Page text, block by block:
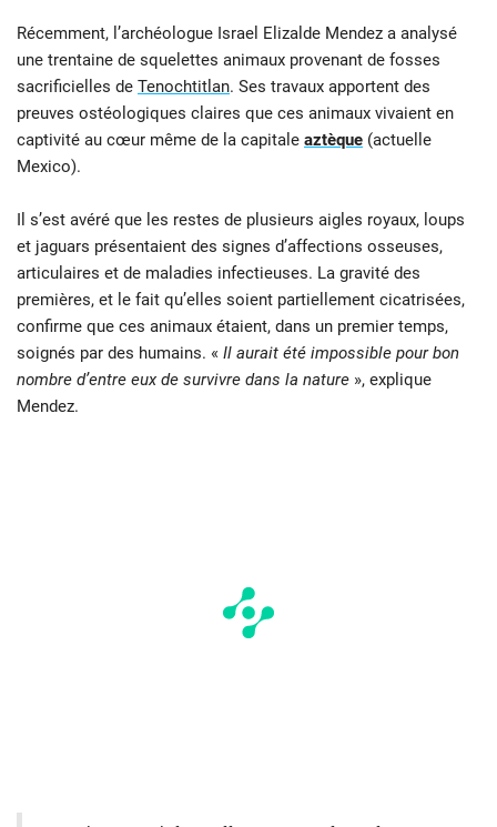
Récemment, l’archéologue Israel Elizalde Mendez a analysé
une trentaine de squelettes animaux provenant de fosses
sacrificielles de Tenochtitlan. Ses travaux apportent des
preuves ostéologiques claires que ces animaux vivaient en
captivité au cœur même de la capitale aztèque (actuelle
Mexico).
Il s’est avéré que les restes de plusieurs aigles royaux, loups
et jaguars présentaient des signes d’affections osseuses,
articulaires et de maladies infectieuses. La gravité des
premières, et le fait qu’elles soient partiellement cicatrisées,
confirme que ces animaux étaient, dans un premier temps,
soignés par des humains. « Il aurait été impossible pour bon
nombre d’entre eux de survivre dans la nature », explique
Mendez.